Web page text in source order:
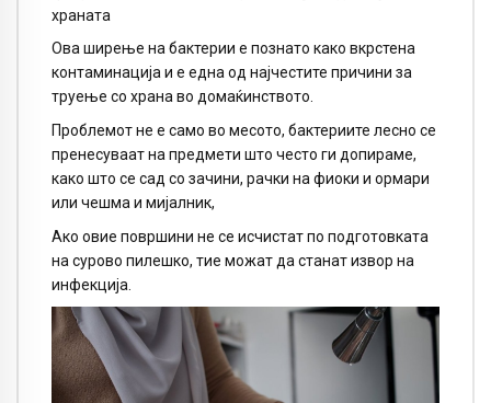
храната
Ова ширење на бактерии е познато како вкрстена
контаминација и е една од најчестите причини за
труење со храна во домаќинството.
Проблемот не е само во месото, бактериите лесно се
пренесуваат на предмети што често ги допираме,
како што се сад со зачини, рачки на фиоки и ормари
или чешма и мијалник,
Ако овие површини не се исчистат по подготовката
на сурово пилешко, тие можат да станат извор на
инфекција.